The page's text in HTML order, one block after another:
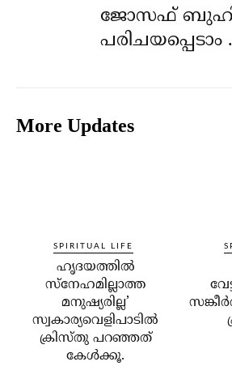
ജോസഫ്
പരിചയപ്പെടാം .
More Updates
SPIRITUAL LIFE
ഹൃദയത്തില്‍
സ്‌നേഹമില്ലാത്ത
മനുഷ്യരില്ല’
സ്വകാര്യവെളിപാടില്‍
ക്രിസ്തു പറഞ്ഞത്
കേള്‍ക്കൂ.